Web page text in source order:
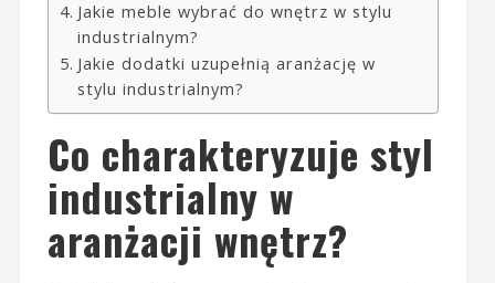
Jakie meble wybrać do wnętrz w stylu
industrialnym?
Jakie dodatki uzupełnią aranżację w
stylu industrialnym?
Co charakteryzuje styl
industrialny w
aranżacji wnętrz?